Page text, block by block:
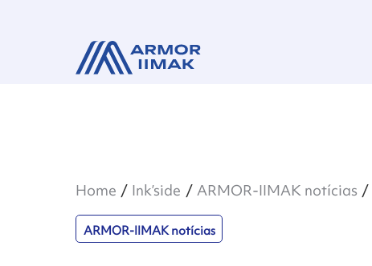
Home Ink’side ARMOR-IIMAK notícias
ARMOR-IIMAK notícias